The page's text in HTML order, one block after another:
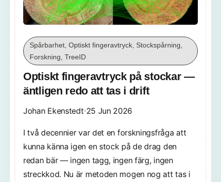
Spårbarhet, Optiskt fingeravtryck, Stockspårning,
Forskning, TreeID
Optiskt fingeravtryck på stockar —
äntligen redo att tas i drift
Johan Ekenstedt 25 Jun 2026
I två decennier var det en forskningsfråga att
kunna känna igen en stock på de drag den
redan bär — ingen tagg, ingen färg, ingen
streckkod. Nu är metoden mogen nog att tas i